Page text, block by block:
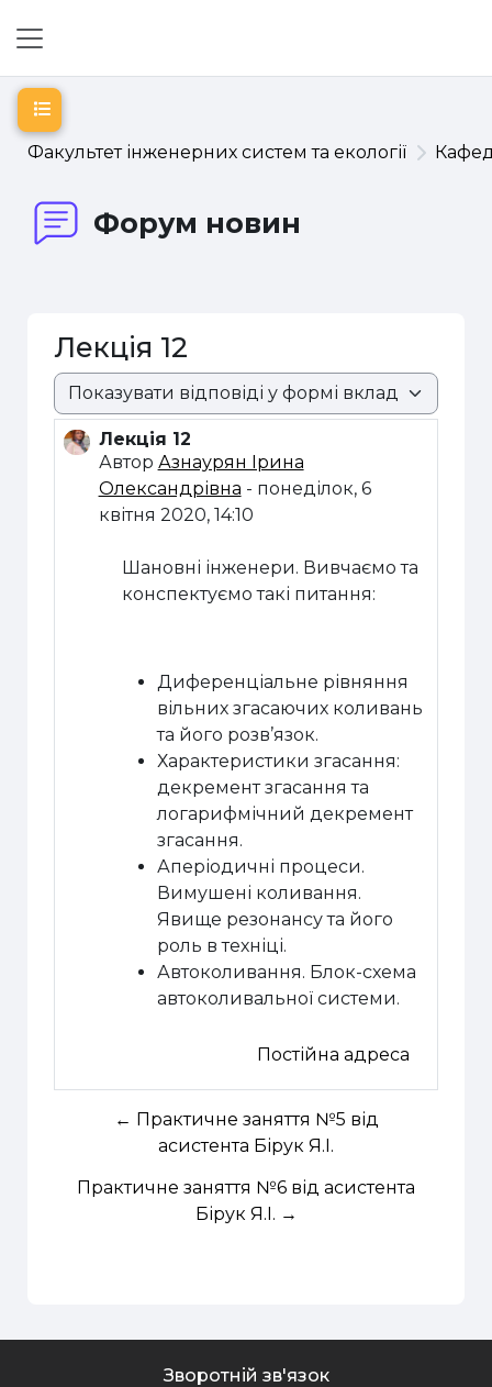
Факультет інженерних систем та екології
Форум новин
Відкритий покажчик курсу
Лекція 12
Режим показу
Лекція 12
Автор Азнаурян Ірина
Олександрівна - понеділок, 6
квітня 2020, 14:10
Кількість відповідей: 0
Шановні інженери. Вивчаємо та
конспектуємо такі питання:
Диференціальне рівняння
вільних згасаючих коливань
та його розв’язок.
Характеристики згасання:
декремент згасання та
логарифмічний декремент
згасання.
Аперіодичні процеси.
Вимушені коливання.
Явище резонансу та його
роль в техніці.
Автоколивання. Блок-схема
автоколивальної системи.
Постійна адреса
← Практичне заняття №5 від
асистента Бірук Я.І.
Практичне заняття №6 від асистента
Бірук Я.І. →
Зворотній зв'язок